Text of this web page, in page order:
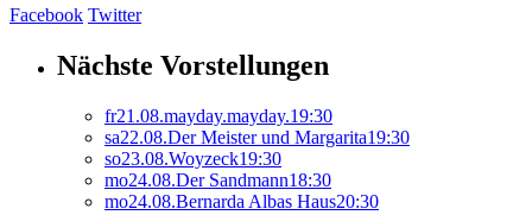
Facebook Twitter
Nächste Vorstellungen
fr21.08.mayday.mayday.19:30
sa22.08.Der Meister und Margarita19:30
so23.08.Woyzeck19:30
mo24.08.Der Sandmann18:30
mo24.08.Bernarda Albas Haus20:30